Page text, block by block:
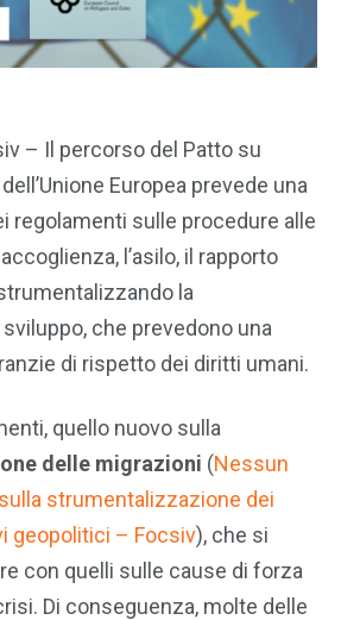
– Il percorso del Patto su
Europea prevede una
regolamenti sulle procedure alle
l’asilo, il rapporto
la
che prevedono una
di rispetto dei diritti umani.
quello nuovo sulla
delle migrazioni (Nessun
strumentalizzazione dei
geopolitici – Focsiv), che si
con quelli sulle cause di forza
Di conseguenza, molte delle